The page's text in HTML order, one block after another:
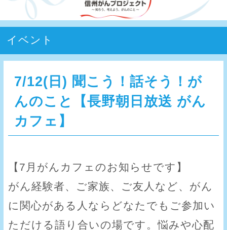
イベント
7/12(日) 聞こう！話そう！が
んのこと【長野朝日放送 がん
カフェ】
【7月がんカフェのお知らせです】
がん経験者、ご家族、ご友人など、がん
に関心がある人ならどなたでもご参加い
ただける語り合いの場です。悩みや心配